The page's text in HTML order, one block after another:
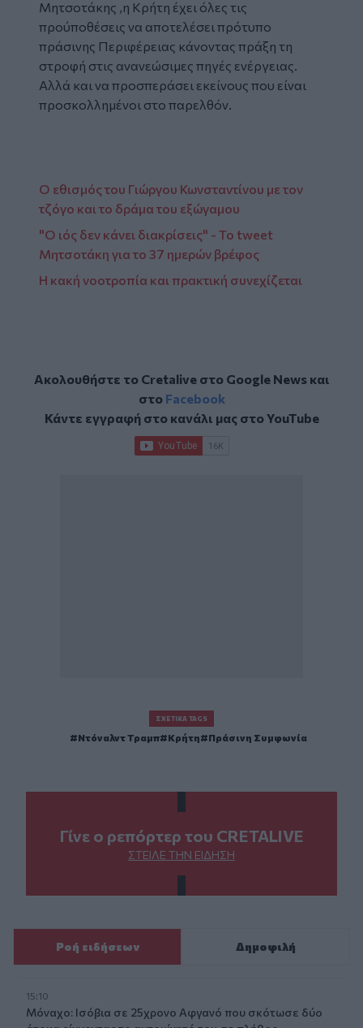
Μητσοτάκης ,η Κρήτη έχει όλες τις
προύποθέσεις να αποτελέσει πρότυπο
πράσινης Περιφέρειας κάνοντας πράξη τη
στροφή στις ανανεώσιμες πηγές ενέργειας.
Αλλά και να προσπεράσει εκείνους που είναι
προσκολλημένοι στο παρελθόν.
Ο εθισμός του Γιώργου Κωνσταντίνου με τον
τζόγο και το δράμα του εξώγαμου
"Ο ιός δεν κάνει διακρίσεις" - Το tweet
Μητσοτάκη για το 37 ημερών βρέφος
Η κακή νοοτροπία και πρακτική συνεχίζεται
Ακολουθήστε το Cretalive στο Google Newsκαι
στο Facebook
Κάντε εγγραφή στο κανάλι μας στοYouTube
ΣΧΕΤΙΚΆ TAGS
Ντόναλντ Τραμπ Κρήτη Πράσινη Συμφωνία
Γίνε ο ρεπόρτερ του CRETALIVE
ΣΤΕΊΛΕ ΤΗΝ ΕΊΔΗΣΗ
Ροή ειδήσεων Δημοφιλή
15:10
Μόναχο: Ισόβια σε 25χρονο Αφγανό που σκότωσε δύο